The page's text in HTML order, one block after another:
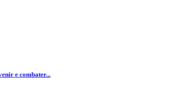
e combater...